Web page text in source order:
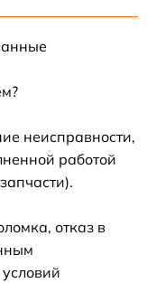
неисправности,
работой
отказ в